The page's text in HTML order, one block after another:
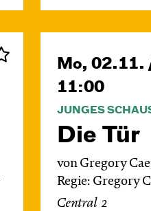
Mo, 02.11.
11:00
JUNGES
Die Tür
von Gregory
Regie: Gregory
Central 2